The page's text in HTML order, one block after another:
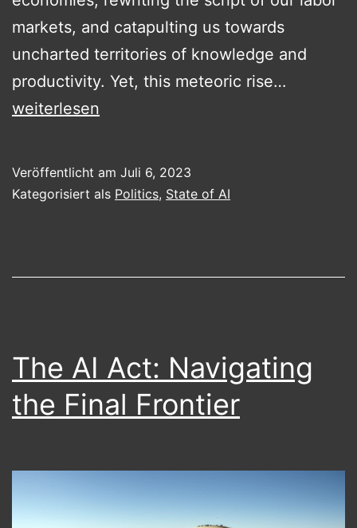
markets, and catapulting us towards
uncharted territories of knowledge and
productivity. Yet, this meteoric rise…
weiterlesen
Veröffentlicht am Juli 6, 2023
Kategorisiert als Politics, State of AI
The AI Act: Navigating
the Final Frontier